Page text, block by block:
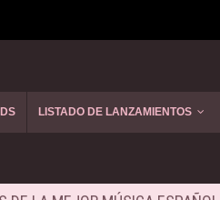
LISTADO DE LANZAMIENTOS